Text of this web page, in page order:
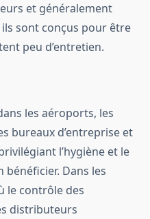
et généralement
sont conçus pour être
peu d’entretien.
les aéroports, les
bureaux d’entreprise et
l’hygiène et le
Dans les
le contrôle des
distributeurs